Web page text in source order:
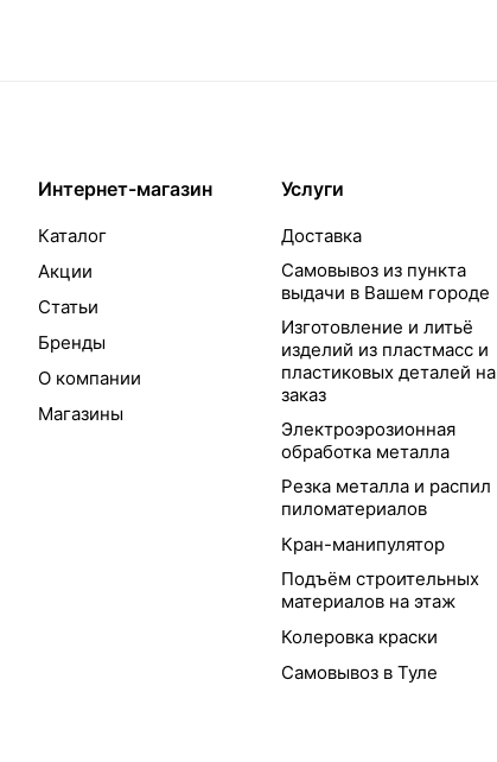
Интернет-магазин
Каталог
Акции
Статьи
Бренды
О компании
Магазины
Услуги
Доставка
Самовывоз из пункта
выдачи в Вашем городе
Изготовление и литьё
изделий из пластмасс и
пластиковых деталей на
заказ
Электроэрозионная
обработка металла
Резка металла и распил
пиломатериалов
Кран-манипулятор
Подъём строительных
материалов на этаж
Колеровка краски
Самовывоз в Туле